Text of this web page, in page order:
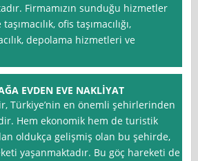
Firmamızın sunduğu hizmetler
ofis taşımacılığı,
depolama hizmetleri ve
EVDEN EVE NAKLİYAT
Türkiye’nin en önemli şehirlerinden
Hem ekonomik hem de turistik
oldukça gelişmiş olan bu şehirde,
yaşanmaktadır. Bu göç hareketi de